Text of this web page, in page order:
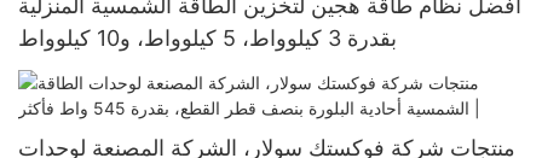
أفضل نظام طاقة هجين لتخزين الطاقة الشمسية المنزلية
بقدرة 3 كيلوواط، 5 كيلوواط، و10 كيلوواط
منتجات شركة فوكستك سولار، الشركة المصنعة لوحدات